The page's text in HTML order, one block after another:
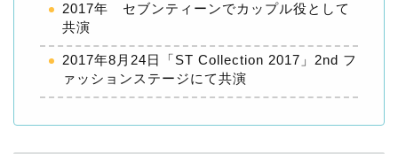
2017年 セブンティーンでカップル役として
共演
2017年8月24日「ST Collection 2017」2nd フ
ァッションステージにて共演